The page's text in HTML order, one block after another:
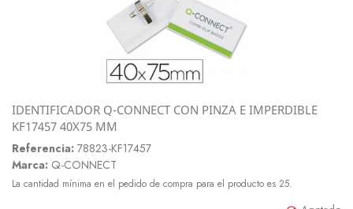
IDENTIFICADOR Q-CONNECT CON PINZA E IMPERDIBLE
KF17457 40X75 MM
Referencia: 78823-KF17457
Marca: Q-CONNECT
La cantidad mínima en el pedido de compra para el producto es 25.